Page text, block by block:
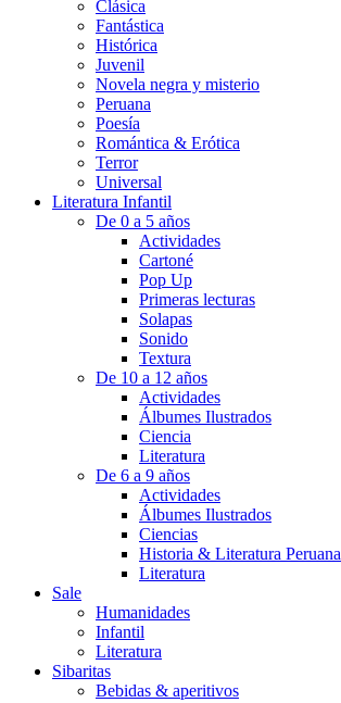
Clásica
Fantástica
Histórica
Juvenil
Novela negra y misterio
Peruana
Poesía
Romántica & Erótica
Terror
Universal
Literatura Infantil
De 0 a 5 años
Actividades
Cartoné
Pop Up
Primeras lecturas
Solapas
Sonido
Textura
De 10 a 12 años
Actividades
Álbumes Ilustrados
Ciencia
Literatura
De 6 a 9 años
Actividades
Álbumes Ilustrados
Ciencias
Historia & Literatura Peruana
Literatura
Sale
Humanidades
Infantil
Literatura
Sibaritas
Bebidas & aperitivos